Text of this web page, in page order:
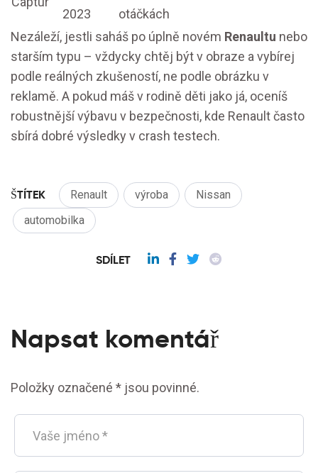
2023
otáčkách
Nezáleží, jestli saháš po úplně novém Renaultu nebo
starším typu – vždycky chtěj být v obraze a vybírej
podle reálných zkušeností, ne podle obrázku v
reklamě. A pokud máš v rodině děti jako já, oceníš
robustnější výbavu v bezpečnosti, kde Renault často
sbírá dobré výsledky v crash testech.
ŠTÍTEK Renault výroba
Nissan
automobilka
SDÍLET
Napsat komentář
Položky označené * jsou povinné.